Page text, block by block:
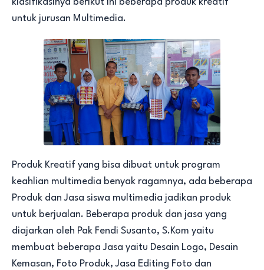
klasifikasinya berikut ini beberapa produk kreatif
untuk jurusan Multimedia.
Produk Kreatif yang bisa dibuat untuk program
keahlian multimedia benyak ragamnya, ada beberapa
Produk dan Jasa siswa multimedia jadikan produk
untuk berjualan. Beberapa produk dan jasa yang
diajarkan oleh Pak Fendi Susanto, S.Kom yaitu
membuat beberapa Jasa yaitu Desain Logo, Desain
Kemasan, Foto Produk, Jasa Editing Foto dan